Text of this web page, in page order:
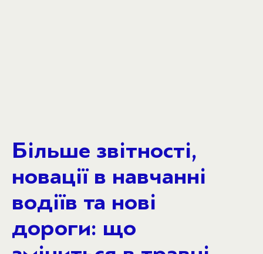
Більше звітності,
новації в навчанні
водіїв та нові
дороги: що